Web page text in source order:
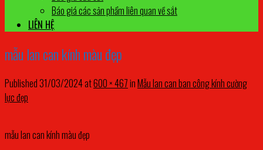
Báo giá các sản phẩm liên quan về sắt
LIÊN HỆ
mẫu lan can kính màu đẹp
Published31/03/2024at600 × 467inMẫu lan can ban công kính cường
lực đẹp
mẫu lan can kính màu đẹp